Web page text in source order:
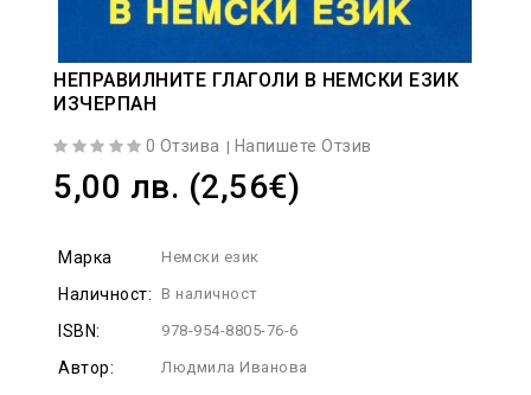
НЕПРАВИЛНИТЕ ГЛАГОЛИ В НЕМСКИ ЕЗИК
ИЗЧЕРПАН
0 Отзива | Напишете Отзив
5,00 лв. (2,56€)
Марка Немски език
Наличност: В наличност
ISBN: 978-954-8805-76-6
Автор: Людмила Иванова